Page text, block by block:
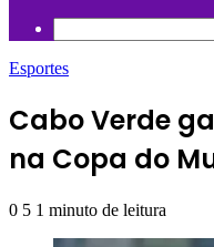
Esportes
Cabo Verde
na Copa do
0 5 1 minuto de leitura